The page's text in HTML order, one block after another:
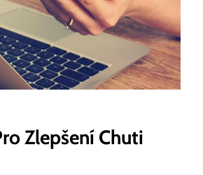
Zlepšení Chuti